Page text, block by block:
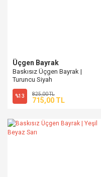
Üçgen Bayrak
Baskısız Üçgen Bayrak |
Turuncu Siyah
%13 825,00 TL
715,00 TL